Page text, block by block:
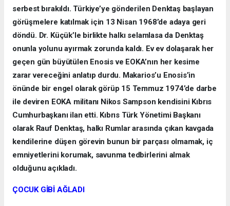
serbest bırakıldı. Türkiye’ye gönderilen Denktaş başlayan
görüşmelere katılmak için 13 Nisan 1968’de adaya geri
döndü. Dr. Küçük’le birlikte halkı selamlasa da Denktaş
onunla yolunu ayırmak zorunda kaldı. Ev ev dolaşarak her
geçen gün büyütülen Enosis ve EOKA’nın her kesime
zarar vereceğini anlatıp durdu. Makarios’u Enosis’in
önünde bir engel olarak görüp 15 Temmuz 1974’de darbe
ile deviren EOKA militanı Nikos Sampson kendisini Kıbrıs
Cumhurbaşkanı ilan etti. Kıbrıs Türk Yönetimi Başkanı
olarak Rauf Denktaş, halkı Rumlar arasında çıkan kavgada
kendilerine düşen görevin bunun bir parçası olmamak, iç
emniyetlerini korumak, savunma tedbirlerini almak
olduğunu açıkladı.
ÇOCUK GİBİ AĞLADI